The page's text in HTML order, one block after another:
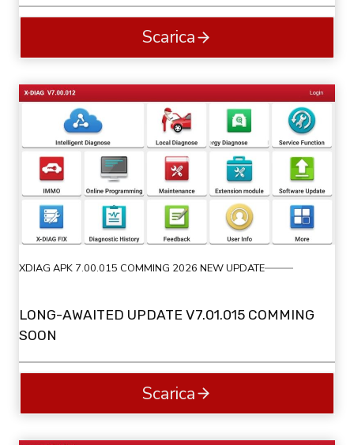
Scarica
XDIAG APK 7.00.015 COMMING 2026 NEW UPDATE
LONG-AWAITED UPDATE V7.01.015 COMMING
SOON
Scarica